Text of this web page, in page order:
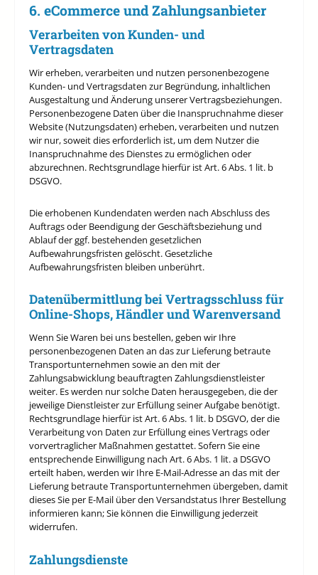
6. eCommerce und Zahlungs­anbieter
Verarbeiten von Kunden- und
Vertragsdaten
Wir erheben, verarbeiten und nutzen personenbezogene
Kunden- und Vertragsdaten zur Begründung, inhaltlichen
Ausgestaltung und Änderung unserer Vertragsbeziehungen.
Personenbezogene Daten über die Inanspruchnahme dieser
Website (Nutzungsdaten) erheben, verarbeiten und nutzen
wir nur, soweit dies erforderlich ist, um dem Nutzer die
Inanspruchnahme des Dienstes zu ermöglichen oder
abzurechnen. Rechtsgrundlage hierfür ist Art. 6 Abs. 1 lit. b
DSGVO.
Die erhobenen Kundendaten werden nach Abschluss des
Auftrags oder Beendigung der Geschäftsbeziehung und
Ablauf der ggf. bestehenden gesetzlichen
Aufbewahrungsfristen gelöscht. Gesetzliche
Aufbewahrungsfristen bleiben unberührt.
Daten­übermittlung bei Vertragsschluss für
Online-Shops, Händler und Warenversand
Wenn Sie Waren bei uns bestellen, geben wir Ihre
personenbezogenen Daten an das zur Lieferung betraute
Transportunternehmen sowie an den mit der
Zahlungsabwicklung beauftragten Zahlungsdienstleister
weiter. Es werden nur solche Daten herausgegeben, die der
jeweilige Dienstleister zur Erfüllung seiner Aufgabe benötigt.
Rechtsgrundlage hierfür ist Art. 6 Abs. 1 lit. b DSGVO, der die
Verarbeitung von Daten zur Erfüllung eines Vertrags oder
vorvertraglicher Maßnahmen gestattet. Sofern Sie eine
entsprechende Einwilligung nach Art. 6 Abs. 1 lit. a DSGVO
erteilt haben, werden wir Ihre E-Mail-Adresse an das mit der
Lieferung betraute Transportunternehmen übergeben, damit
dieses Sie per E-Mail über den Versandstatus Ihrer Bestellung
informieren kann; Sie können die Einwilligung jederzeit
widerrufen.
Zahlungsdienste